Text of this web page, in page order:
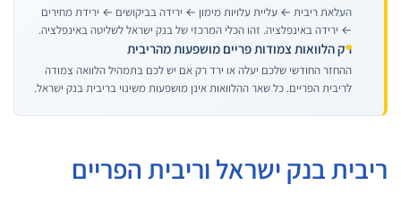
העלאת ריבית ← עליית עלויות מימון ← ירידה בביקושים ← ירידת מחירים
← ירידה באינפלציה. זהו הכלי המרכזי של בנק ישראל לשליטה באינפלציה.
רק הלוואות צמודות פריים מושפעות מהריבית
ההחזר החודשי שלכם יעלה או ירד רק אם יש לכם בתמהיל הלוואה צמודה
לריבית הפריים. כל שאר ההלוואות אינן מושפעות משינוי בריבית בנק ישראל.
ריבית בנק ישראל וריבית הפריים